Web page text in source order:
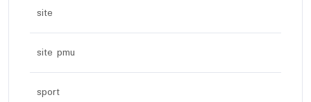
site
site pmu
sport